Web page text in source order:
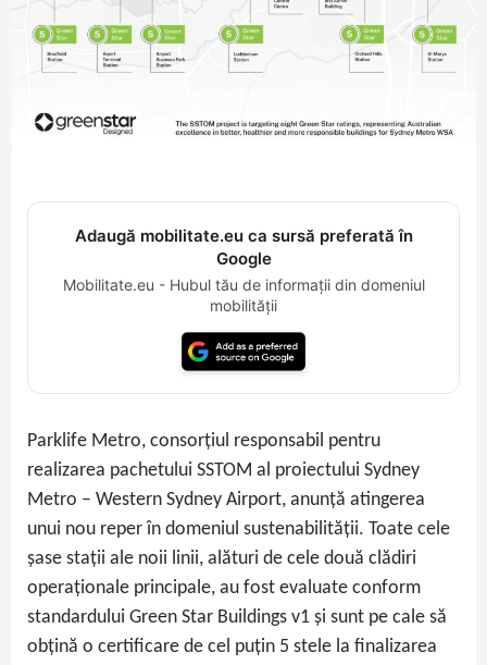
Adaugă mobilitate.eu ca sursă preferată în
Google
Mobilitate.eu - Hubul tău de informații din domeniul
mobilității
Parklife Metro, consorțiul responsabil pentru
realizarea pachetului SSTOM al proiectului Sydney
Metro – Western Sydney Airport, anunță atingerea
unui nou reper în domeniul sustenabilității. Toate cele
șase stații ale noii linii, alături de cele două clădiri
operaționale principale, au fost evaluate conform
standardului Green Star Buildings v1 și sunt pe cale să
obțină o certificare de cel puțin 5 stele la finalizarea